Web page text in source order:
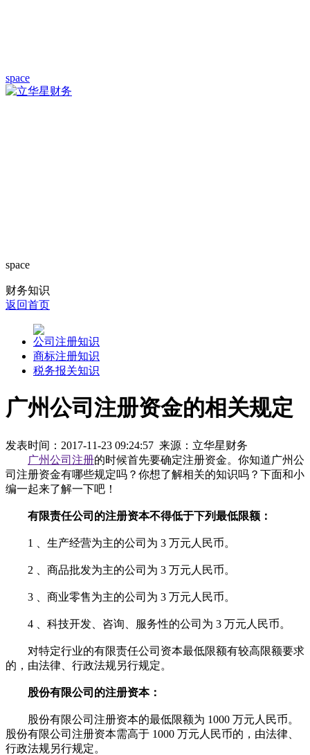
space
space
财务知识
返回首页
公司注册知识
商标注册知识
税务报关知识
广州公司注册资金的相关规定
发表时间：2017-11-23 09:24:57 来源：立华星财务
广州公司注册的时候首先要确定注册资金。你知道广州公
司注册资金有哪些规定吗？你想了解相关的知识吗？下面和小
编一起来了解一下吧！
有限责任公司的注册资本不得低于下列最低限额：
1 、生产经营为主的公司为 3 万元人民币。
2 、商品批发为主的公司为 3 万元人民币。
3 、商业零售为主的公司为 3 万元人民币。
4 、科技开发、咨询、服务性的公司为 3 万元人民币。
对特定行业的有限责任公司资本最低限额有较高限额要求
的，由法律、行政法规另行规定。
股份有限公司的注册资本：
股份有限公司注册资本的最低限额为 1000 万元人民币。
股份有限公司注册资本需高于 1000 万元人民币的，由法律、
行政法规另行规定。